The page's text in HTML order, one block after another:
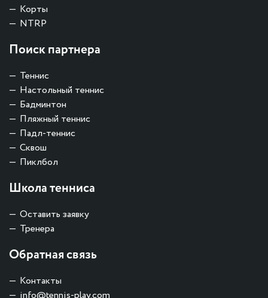
Корты
NTRP
Поиск партнера
Теннис
Настольный теннис
Бадминтон
Пляжный теннис
Падл-теннис
Сквош
Пиклбол
Школа тенниса
Оставить заявку
Тренера
Обратная связь
Контакты